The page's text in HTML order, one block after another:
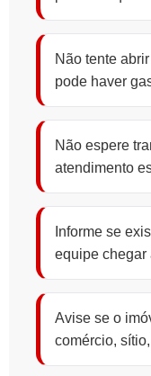
Não tente
pode haver
Não espere
atendimento
Informe se
equipe chegar
Avise se o
comércio,